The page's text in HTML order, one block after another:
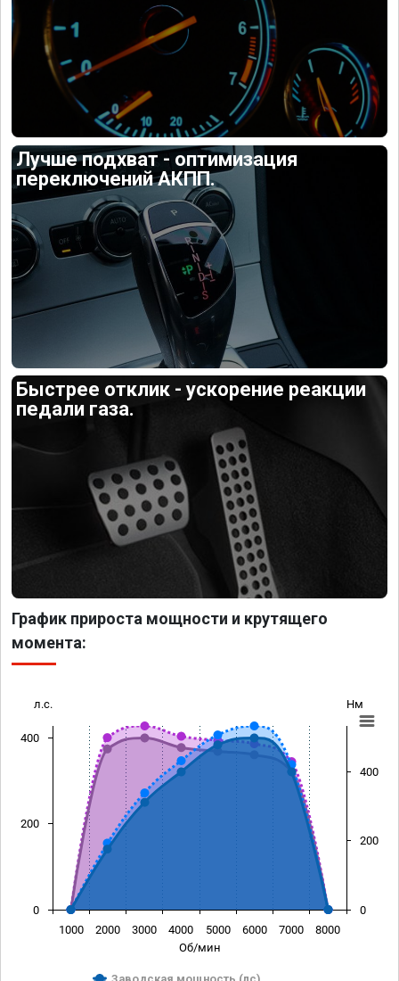
Лучше подхват - оптимизация
переключений АКПП.
Быстрее отклик - ускорение реакции
педали газа.
График прироста мощности и крутящего
момента:
Об/мин
л.с. Нм
1000 2000 3000 4000 5000 6000 7000 8000
0
200
400
0
200
400